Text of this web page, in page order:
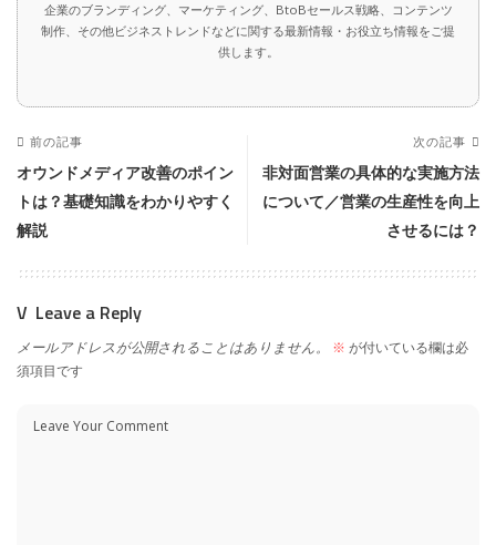
企業のブランディング、マーケティング、BtoBセールス戦略、コンテンツ
制作、その他ビジネストレンドなどに関する最新情報・お役立ち情報をご提
供します。
前の記事
オウンドメディア改善のポイン
トは？基礎知識をわかりやすく
解説
次の記事
非対面営業の具体的な実施方法
について／営業の生産性を向上
させるには？
Leave a Reply
メールアドレスが公開されることはありません。 ※ が付いている欄は必
須項目です